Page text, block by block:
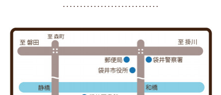
････････････････････････････